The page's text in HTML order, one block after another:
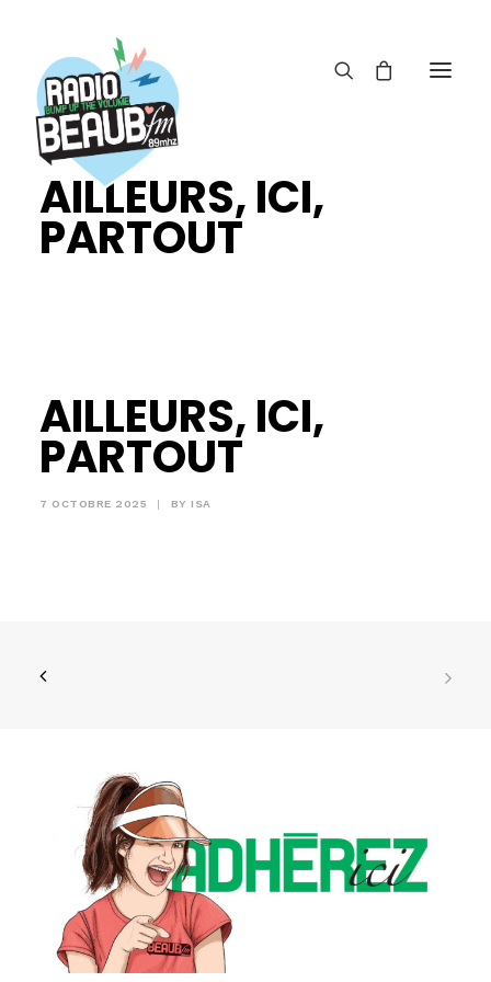
ACTUS
REPLAY
AILLEURS, ICI,
PARTOUT
AILLEURS, ICI,
PARTOUT
7 OCTOBRE 2025 | BY ISA